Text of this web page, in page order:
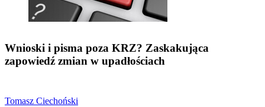
Wnioski i pisma poza KRZ? Zaskakująca
zapowiedź zmian w upadłościach
Tomasz Ciechoński